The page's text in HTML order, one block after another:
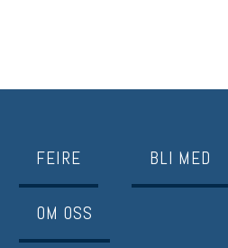
FEIRE BLI MED
OM OSS